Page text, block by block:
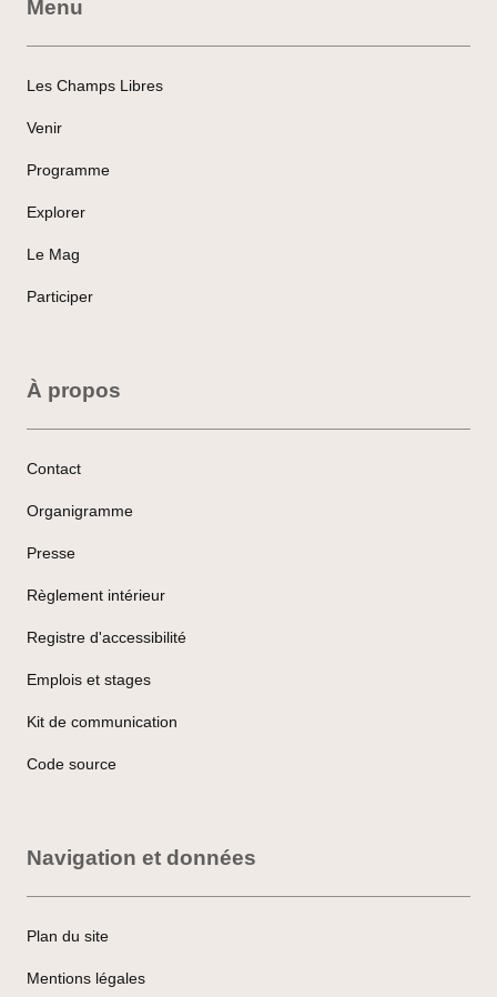
Menu
Les Champs Libres
Venir
Programme
Explorer
Le Mag
Participer
À propos
Contact
Organigramme
Presse
Règlement intérieur
Registre d'accessibilité
Emplois et stages
Kit de communication
Code source
Navigation et données
Plan du site
Mentions légales